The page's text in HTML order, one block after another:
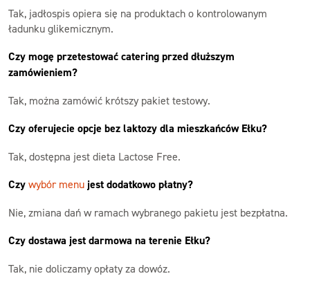
Tak, jadłospis opiera się na produktach o kontrolowanym
ładunku glikemicznym.
Czy mogę przetestować catering przed dłuższym
zamówieniem?
Tak, można zamówić krótszy pakiet testowy.
Czy oferujecie opcje bez laktozy dla mieszkańców Ełku?
Tak, dostępna jest dieta Lactose Free.
Czy wybór menu jest dodatkowo płatny?
Nie, zmiana dań w ramach wybranego pakietu jest bezpłatna.
Czy dostawa jest darmowa na terenie Ełku?
Tak, nie doliczamy opłaty za dowóz.